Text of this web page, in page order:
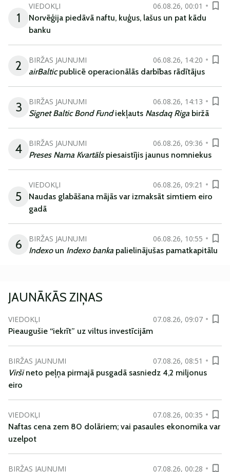
1
VIEDOKĻI
06.08.26, 00:01
Norvēģija piedāvā naftu, kuģus, lašus un pat kādu
banku
2 BIRŽAS JAUNUMI
06.08.26, 14:20
airBalticpublicē operacionālās darbības rādītājus
3 BIRŽAS JAUNUMI
06.08.26, 14:13
Signet Baltic Bond Fundiekļauts Nasdaq Riga biržā
4 BIRŽAS JAUNUMI
06.08.26, 09:36
Preses Nama Kvartāls piesaistījis jaunus nomniekus
5
VIEDOKĻI
06.08.26, 09:21
Naudas glabāšana mājās var izmaksāt simtiem eiro
gadā
6 BIRŽAS JAUNUMI
06.08.26, 10:55
Indexoun Indexo banka palielinājušas pamatkapitālu
JAUNĀKĀS ZIŅAS
VIEDOKĻI
07.08.26, 09:07
Pieaugušie “iekrīt” uz viltus investīcijām
BIRŽAS JAUNUMI
07.08.26, 08:51
Viršineto peļņa pirmajā pusgadā sasniedz 4,2 miljonus
eiro
VIEDOKĻI
07.08.26, 00:35
Naftas cena zem 80 dolāriem; vai pasaules ekonomika var
uzelpot
BIRŽAS JAUNUMI 07.08.26, 00:28